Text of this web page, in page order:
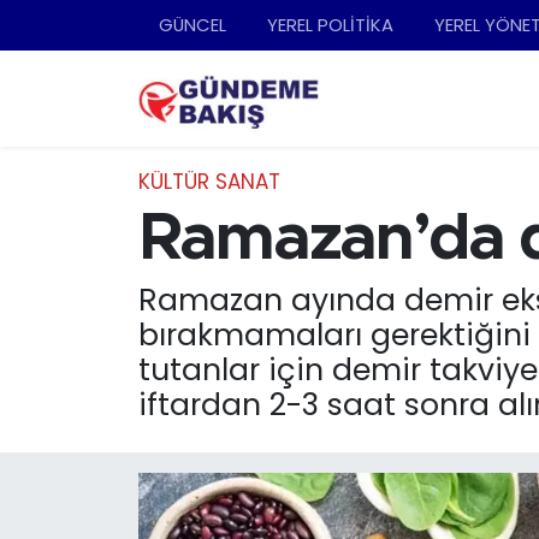
GÜNCEL YEREL POLİTİKA YEREL
KÜLTÜR SANAT
Ramazan ayında demir
bırakmamaları gerektiğini
tutanlar için demir
iftardan 2-3 saat sonra
Ankara
DÜNYA
EKONOMİ
GÜNCEL
Nöbetçi Eczaneler
Trafik Durumu
Tüm Manşetler
Son Dakika Haberleri